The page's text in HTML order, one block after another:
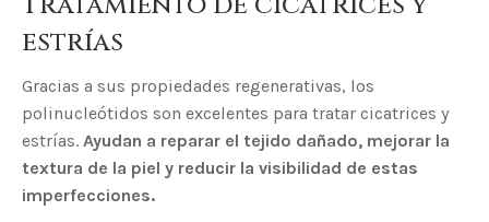
estrías
Gracias a sus propiedades regenerativas, los
polinucleótidos son excelentes para tratar cicatrices y
estrías. Ayudan a reparar el tejido dañado, mejorar la
textura de la piel y reducir la visibilidad de estas
imperfecciones.